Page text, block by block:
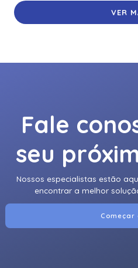
VER
Fale
seu
Nossos especialistas estão
encontrar a melhor
Começar